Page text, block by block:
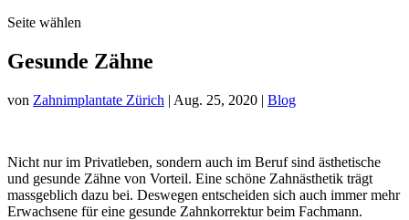
Seite wählen
Gesunde Zähne
von Zahnimplantate Zürich | Aug. 25, 2020 | Blog
Nicht nur im Privatleben, sondern auch im Beruf sind ästhetische
und gesunde Zähne von Vorteil. Eine schöne Zahnästhetik trägt
massgeblich dazu bei. Deswegen entscheiden sich auch immer mehr
Erwachsene für eine gesunde Zahnkorrektur beim Fachmann.